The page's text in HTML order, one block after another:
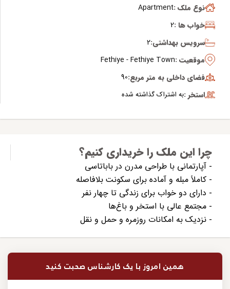
نوع ملک :Apartment
خواب ها :2
سرویس بهداشتی:2
موقعیت :Fethiye - Fethiye Town
فضای داخلی به متر مربع:90
استخر :به اشتراک گذاشته شده
چرا این ملک را خریداری کنیم؟
- آپارتمانی با طراحی مدرن در باباتاسی
- کاملاً مبله و آماده برای سکونت بلافاصله
- دارای دو خواب برای زندگی تا چهار نفر
- مجتمع عالی با استخر و باغ‌ها
- نزدیک به امکانات روزمره و حمل و نقل
همین امروز با یک کارشناس صحبت کنید